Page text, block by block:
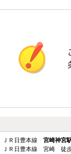
ＪＲ日豊本線 宮崎神宮
ＪＲ日豊本線 宮崎 徒